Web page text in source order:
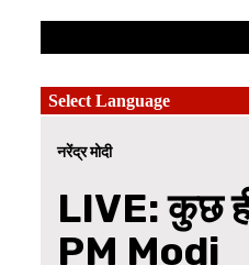
नरेंद्र मोदी
LIVE: कुछ
PM Modi